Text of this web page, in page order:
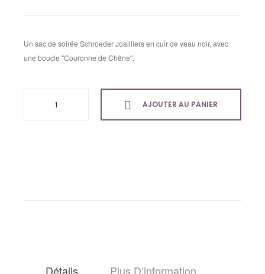
Un sac de soirée Schroeder Joailliers en cuir de veau noir, avec
une boucle "Couronne de Chêne".
AJOUTER AU PANIER
Détails Plus D’information